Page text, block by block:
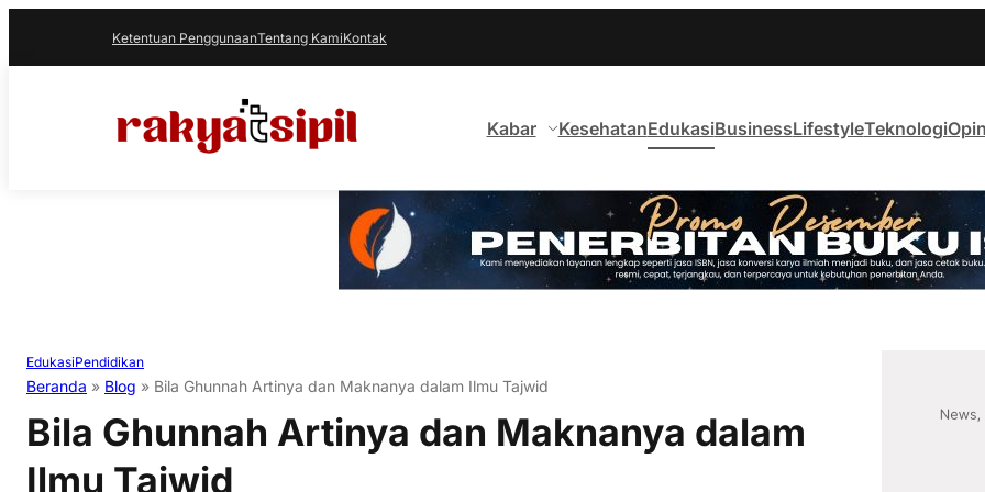
Ketentuan PenggunaanTentang KamiKontak
Kabar KesehatanEdukasiBusinessLifestyleTeknologi
EdukasiPendidikan
Beranda » Blog » Bila Ghunnah Artinya dan Maknanya dalam Ilmu Tajwid
Bila Ghunnah Artinya dan Maknanya dalam
Ilmu Tajwid